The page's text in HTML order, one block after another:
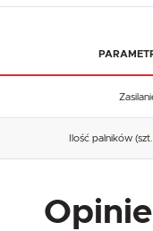
Ilość palników
reklamowym plikom cookies
upodobań oraz Twoich
mogą pojawić się na